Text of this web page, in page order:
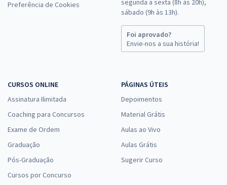
Preferência de Cookies
segunda a sexta (8h às 20h),
sábado (9h às 13h).
Foi aprovado?
Envie-nos a sua história!
CURSOS ONLINE
Assinatura Ilimitada
Coaching para Concursos
Exame de Ordem
Graduação
Pós-Graduação
Cursos por Concurso
PÁGINAS ÚTEIS
Depoimentos
Material Grátis
Aulas ao Vivo
Aulas Grátis
Sugerir Curso